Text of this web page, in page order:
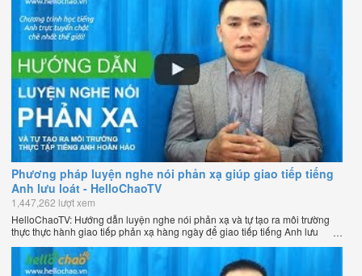
Phương pháp luyện nghe nói phản xạ giúp giao tiếp tiếng
Anh lưu loát - HelloChaoTV
1,447,262 lượt xem
HelloChaoTV: Hướng dẫn luyện nghe nói phản xạ và tự tạo ra môi trường
thực thực hành giao tiếp phản xạ hàng ngày để giao tiếp tiếng Anh lưu
loát như người bản xứ của thầy Phạm Việt Thắng - đồng sáng lập
HelloChao.vn - Chương trình dạy tiếng Anh trực tuyến chặt chẽ nhất thế
giới.